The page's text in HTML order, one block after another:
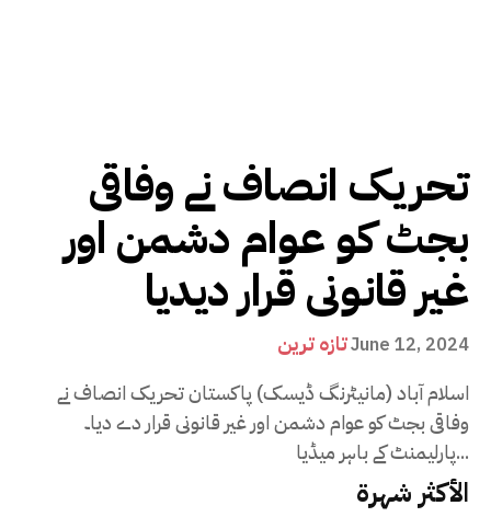
تحریک انصاف نے وفاقی
بجٹ کو عوام دشمن اور
غیر قانونی قرار دیدیا
تازہ ترینJune 12, 2024
اسلام آباد (مانیٹرنگ ڈیسک) پاکستان تحریک انصاف نے
وفاقی بجٹ کو عوام دشمن اور غیر قانونی قرار دے دیا۔
پارلیمنٹ کے باہر میڈیا...
الأكثر شهرة